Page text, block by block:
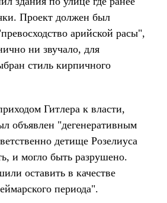
Проект должен был
арийской расы",
ни звучало, для
стиль кирпичного
Гитлера к власти,
объявлен "дегенеративным
детище Розелиуса
и могло быть разрушено.
оставить в качестве
периода".